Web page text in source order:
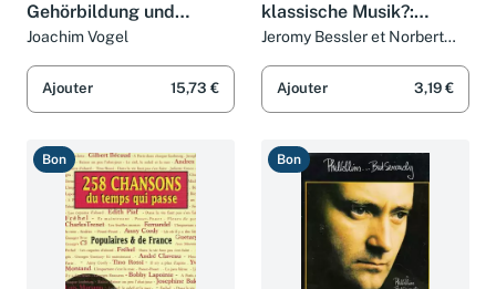
Gehörbildung und
Blattspiel für Gitarristen:
Gehörbildung und
Blattspiel-
Trainingsprogramm für
Joachim Vogel
Ajouter 15,73 €
klassische Musik?:
Interessante und
amüsante Fragen aus
der Musikwelt
Jeromy Bessler et Norbert
Ajouter 3,19 €
Bon Bon